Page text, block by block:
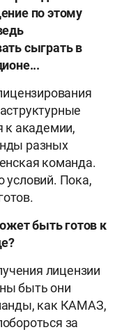
по этому
сыграть в
к академии,
разных
команда.
условий. Пока,
быть готов к
лицензии
быть они
как КАМАЗ,
за